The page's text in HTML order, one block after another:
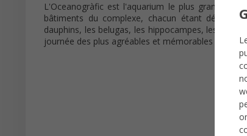
L'Oceanogràfic est l'aquarium le plus grand
bâtiments du complexe, chacun étant dédié à
dauphins, les belugas, les hippocampes, les
journée des plus agréables et mémorables !